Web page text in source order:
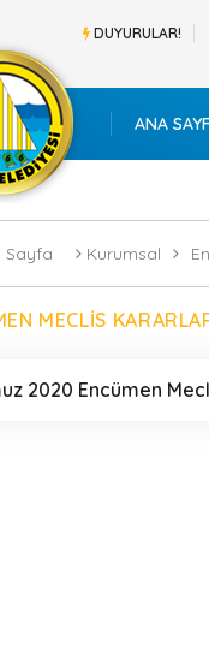
DUYURULAR!
ANA
Sayfa Kurumsal
MECLIS
2020 Encümen